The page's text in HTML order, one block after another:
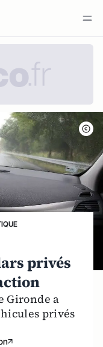
privés
Gironde a
privés